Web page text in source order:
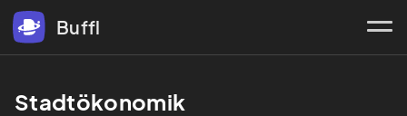
Buffl
Stadtökonomik